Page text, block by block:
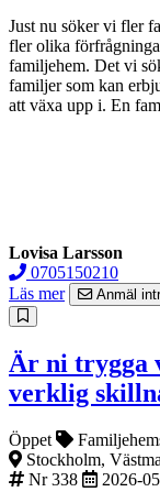
Just nu söker vi fler
fler olika
familjehem. Det vi
familjer som kan
att växa upp i. En
Lovisa Larsson
0705150210
Läs mer
Anmäl
Är ni trygga
verklig
Öppet
Stockholm,
Nr 338
2026-